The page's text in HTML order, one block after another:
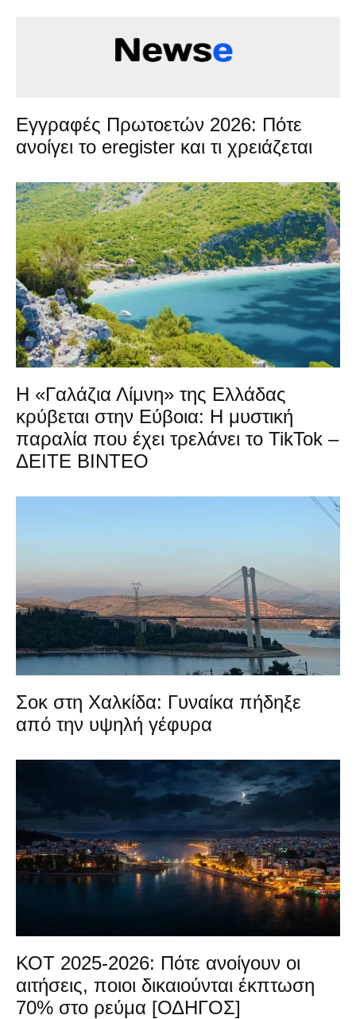
Εγγραφές Πρωτοετών 2026: Πότε
ανοίγει το eregister και τι χρειάζεται
Η «Γαλάζια Λίμνη» της Ελλάδας
κρύβεται στην Εύβοια: Η μυστική
παραλία που έχει τρελάνει το TikTok –
ΔΕΙΤΕ ΒΙΝΤΕΟ
Σοκ στη Χαλκίδα: Γυναίκα πήδηξε
από την υψηλή γέφυρα
ΚΟΤ 2025-2026: Πότε ανοίγουν οι
αιτήσεις, ποιοι δικαιούνται έκπτωση
70% στο ρεύμα [ΟΔΗΓΟΣ]